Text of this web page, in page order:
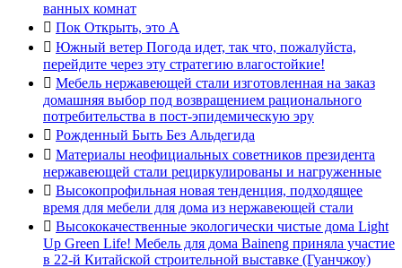
ванных комнат
 Пок Открыть, это А
 Южный ветер Погода идет, так что, пожалуйста,
перейдите через эту стратегию влагостойкие!
 Мебель нержавеющей стали изготовленная на заказ
домашняя выбор под возвращением рационального
потребительства в пост-эпидемическую эру
 Рожденный Быть Без Альдегида
 Материалы неофициальных советников президента
нержавеющей стали рециркулированы и нагруженные
 Высокопрофильная новая тенденция, подходящее
время для мебели для дома из нержавеющей стали
 Высококачественные экологически чистые дома Light
Up Green Life! Мебель для дома Baineng приняла участие
в 22-й Китайской строительной выставке (Гуанчжоу)